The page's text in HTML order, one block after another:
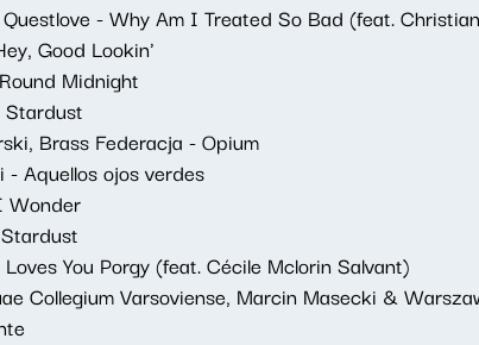
- Why Am I Treated So Bad (feat.
Good Lookin'
Midnight
Stardust
Brass Federacja - Opium
- Aquellos ojos verdes
Wonder
You Porgy (feat. Cécile Mclorin Salvant)
Collegium Varsoviense, Marcin Masecki &